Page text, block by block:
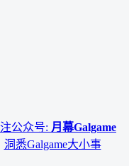
公众号: 月幕Galgame
洞悉Galgame大小事